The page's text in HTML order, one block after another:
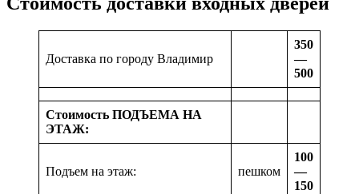
Доставка по городу Владимир
350
—
500
Стоимость ПОДЪЕМА НА
ЭТАЖ:
Подъем на этаж: пешком
100
—
150